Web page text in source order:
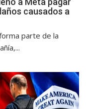
causados a
parte de la